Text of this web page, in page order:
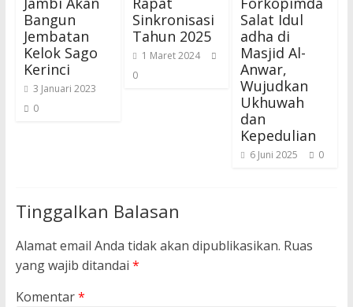
Bangun
Jembatan
Kelok Sago
Kerinci
3 Januari 2023
0
Sinkronisasi
Tahun 2025
1 Maret 2024
0
Salat Idul
adha di
Masjid Al-
Anwar,
Wujudkan
Ukhuwah
dan
Kepedulian
6 Juni 2025 0
Tinggalkan Balasan
Alamat email Anda tidak akan dipublikasikan. Ruas
yang wajib ditandai *
Komentar*